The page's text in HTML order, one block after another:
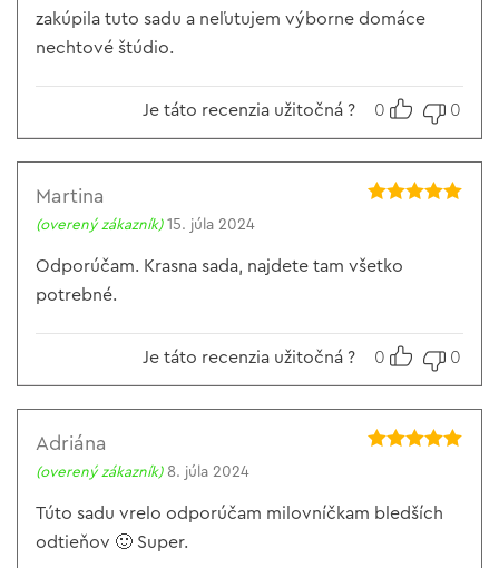
zakúpila tuto sadu a neľutujem výborne domáce
nechtové štúdio.
Je táto recenzia užitočná ? 0 0
Martina
(overený zákazník) 15. júla 2024
Odporúčam. Krasna sada, najdete tam všetko
potrebné.
Je táto recenzia užitočná ? 0 0
Adriána
(overený zákazník) 8. júla 2024
Túto sadu vrelo odporúčam milovníčkam bledších
odtieňov 🙂 Super.